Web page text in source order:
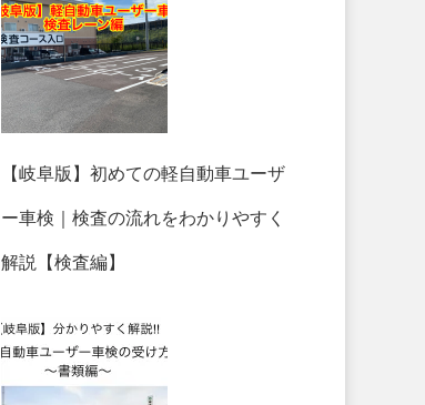
【岐阜版】初めての軽自動車ユーザ
ー車検｜検査の流れをわかりやすく
解説【検査編】